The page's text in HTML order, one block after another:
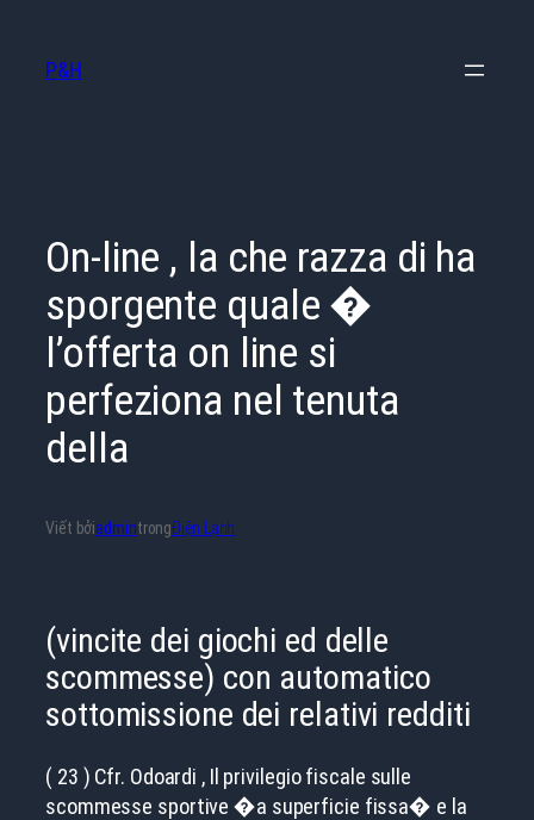
phần
P&H
On-line , la che razza di ha
sporgente quale �
l’offerta on line si
perfeziona nel tenuta
della
Viết bởiadmintrongĐiện Lạnh
(vincite dei giochi ed delle
scommesse) con automatico
sottomissione dei relativi redditi
( 23 ) Cfr. Odoardi , Il privilegio fiscale sulle
scommesse sportive �a superficie fissa� e la